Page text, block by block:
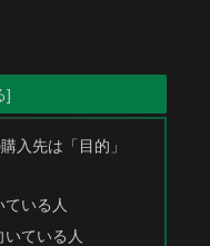
入先は「目的」
いる人
ている人